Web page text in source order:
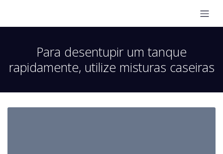
Para desentupir um tanque
rapidamente, utilize misturas caseiras